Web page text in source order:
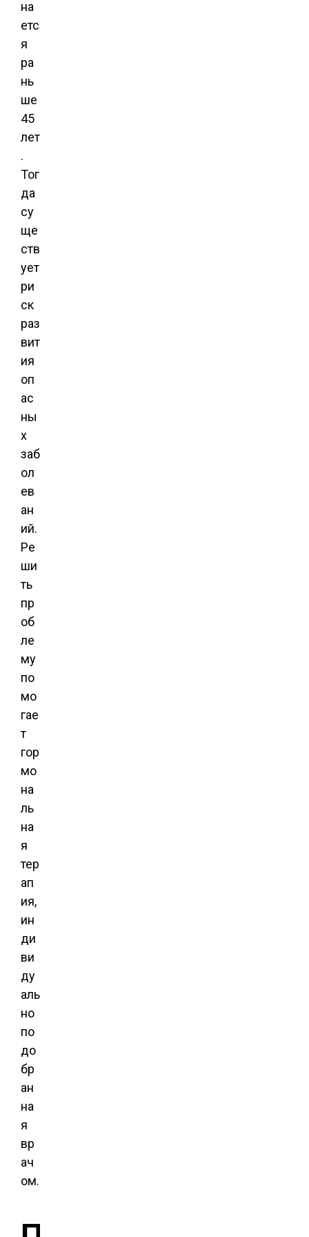
на
етс
я
ра
нь
ше
45
лет
.
Тог
да
су
ще
ств
ует
ри
ск
раз
вит
ия
оп
ас
ны
х
заб
ол
ев
ан
ий.
Ре
ши
ть
пр
об
ле
му
по
мо
гае
т
гор
мо
на
ль
на
я
тер
ап
ия,
ин
ди
ви
ду
аль
но
по
до
бр
ан
на
я
вр
ач
ом.